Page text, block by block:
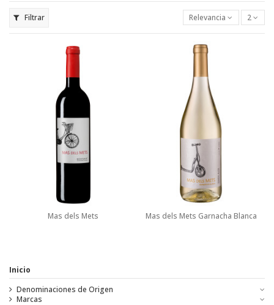
Filtrar Relevancia 2
Mas dels Mets Mas dels Mets Garnacha Blanca
Inicio
Denominaciones de Origen
Marcas